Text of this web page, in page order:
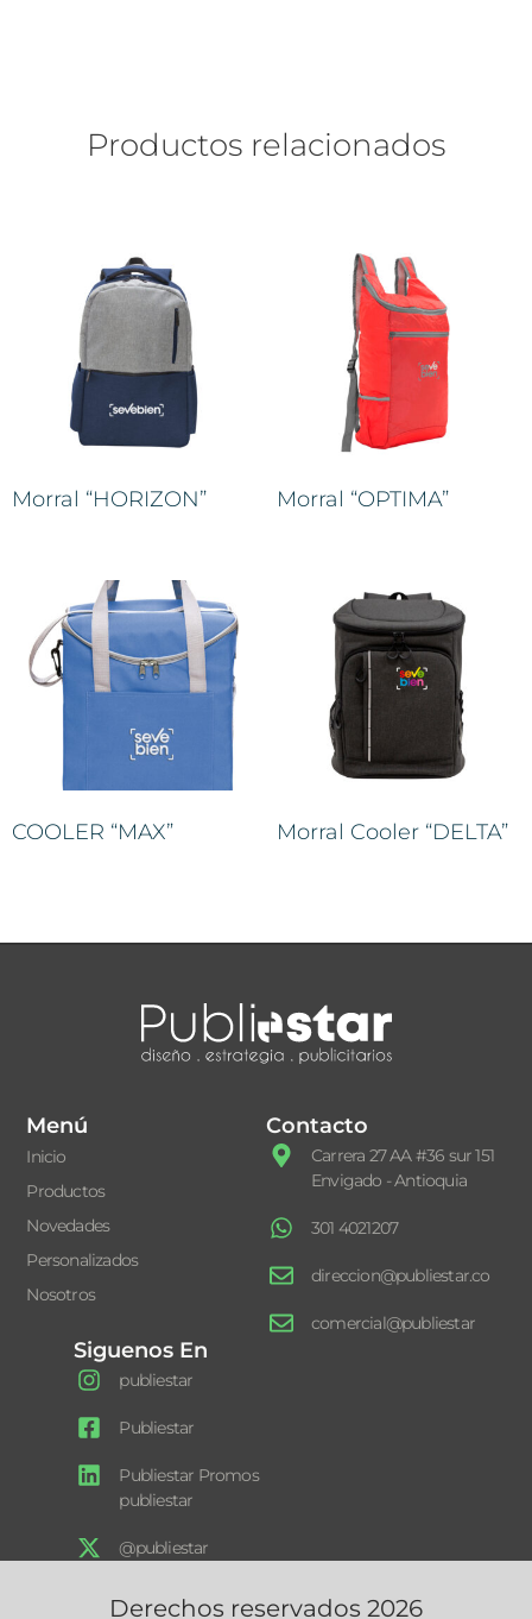
Productos relacionados
Morral “HORIZON” Morral “OPTIMA”
COOLER “MAX” Morral Cooler “DELTA”
Menú
Inicio
Productos
Novedades
Personalizados
Nosotros
Contacto
Carrera 27 AA #36 sur 151
Envigado - Antioquia
301 4021207
direccion@publiestar.co
comercial@publiestar
Siguenos En
publiestar
Publiestar
Publiestar Promos
publiestar
@publiestar
Derechos reservados 2026